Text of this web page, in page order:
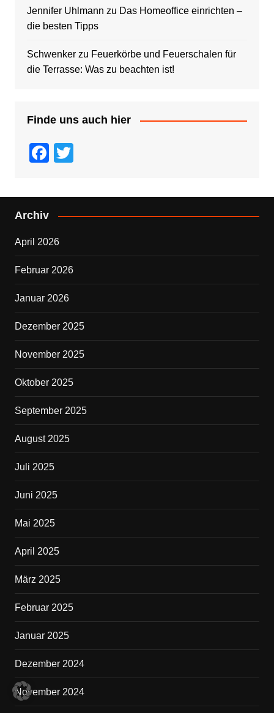
Jennifer Uhlmann zu Das Homeoffice einrichten –
die besten Tipps
Schwenkerzu Feuerkörbe und Feuerschalen für
die Terrasse: Was zu beachten ist!
Finde uns auch hier
F
c
e
o
o
k
tt
er
Archiv
April 2026
Februar 2026
Januar 2026
Dezember 2025
November 2025
Oktober 2025
September 2025
August 2025
Juli 2025
Juni 2025
Mai 2025
April 2025
März 2025
Februar 2025
Januar 2025
Dezember 2024
November 2024